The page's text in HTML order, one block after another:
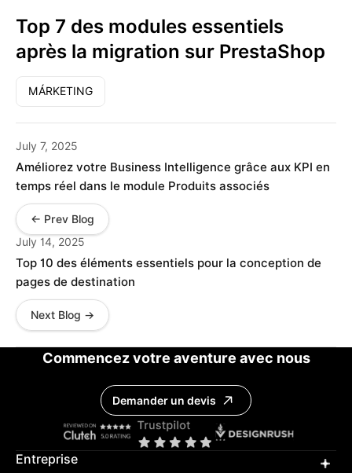
Top 7 des modules essentiels
après la migration sur PrestaShop
MÁRKETING
July 7, 2025
Améliorez votre Business Intelligence grâce aux KPI en
temps réel dans le module Produits associés
← Prev Blog
July 14, 2025
Top 10 des éléments essentiels pour la conception de
pages de destination
Next Blog →
Commencez votre aventure avec nous
Demander un devis
Entreprise